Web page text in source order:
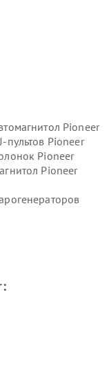
Pioneer
пультов Pioneer
Pioneer
Pioneer